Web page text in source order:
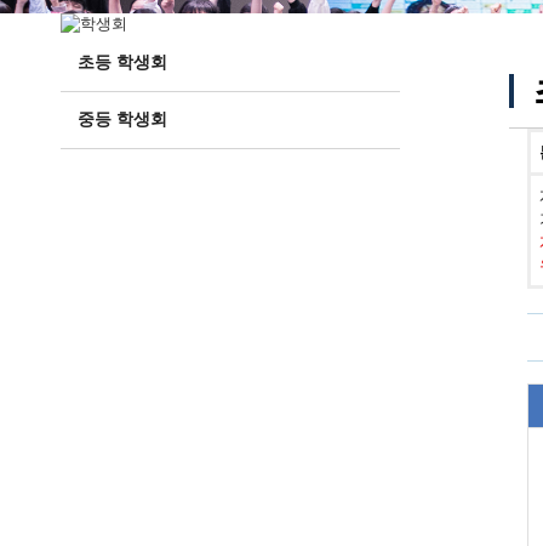
초등 학생회
중등 학생회